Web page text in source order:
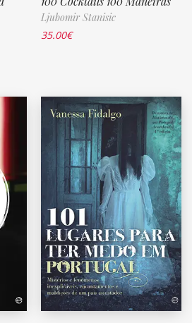
Ljubomir Stanisic
35.00€